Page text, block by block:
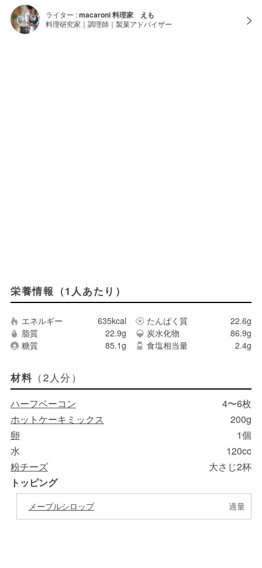
ライター :macaroni 料理家 えも
料理研究家｜調理師｜製菓アドバイザー
栄養情報（1人あたり）
エネルギー 635kcal たんぱく質
22.6g
脂質
22.9g 炭水化物
86.9g
糖質
85.1g 食塩相当量 2.4g
材料 （2人分）
ハーフベーコン
4〜6枚
ホットケーキミックス
200g
卵
1個
水
120cc
粉チーズ
大さじ2杯
トッピング
メープルシロップ 適量